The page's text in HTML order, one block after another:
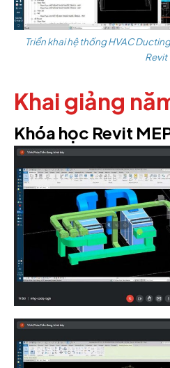
Triển khai hệ thống HVAC
Revit
Khai giảng
Khóa học Revit